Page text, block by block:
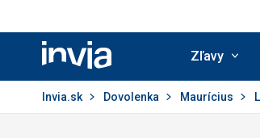
Invia.sk
Zľavy
Invia.sk Dovolenka Maurícius